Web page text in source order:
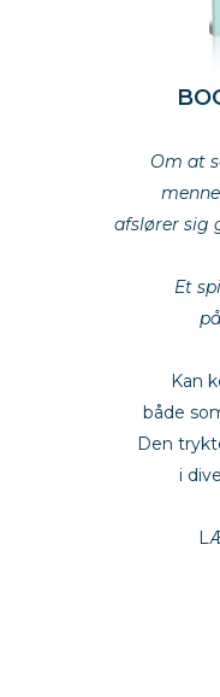
Om at
afslører sig
Et
Kan
både
Den
i